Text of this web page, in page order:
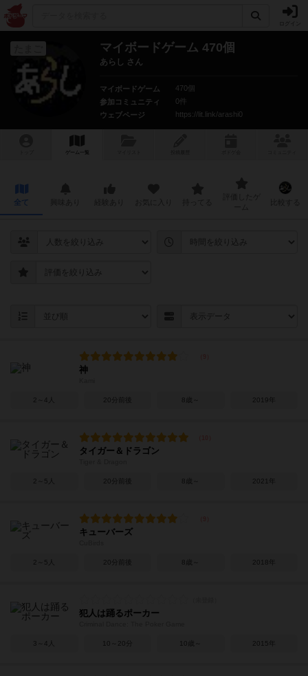
マイボードゲーム 470個
あらし さん
マイボードゲーム
470個
参加コミュニティ
0件
ウェブページ
https://lit.link/arashi0
ゲーム一覧
全て
神
2～4人 20分前後 8歳～ 2019年
タイガー＆ドラゴン
2～5人 20分前後 8歳～ 2021年
キューバーズ
2～5人 20分前後 8歳～ 2018年
犯人は踊るポーカー
3～4人 10～20分 10歳～ 2015年